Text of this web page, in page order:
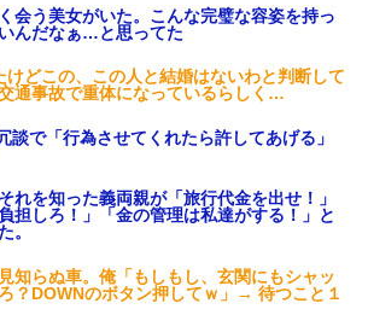
会う美女がいた。こんな完璧な容姿を持っ
んだなぁ…と思ってた
けどこの、この人と結婚はないわと判断して
通事故で重体になっているらしく…
談で「行為させてくれたら許してあげる」
れを知った義両親が「旅行代金を出せ！」
担しろ！」「金の管理は私達がする！」と
。
知らぬ車。俺「もしもし、玄関にもシャッ
？DOWNのボタン押してｗ」→ 待つこと１